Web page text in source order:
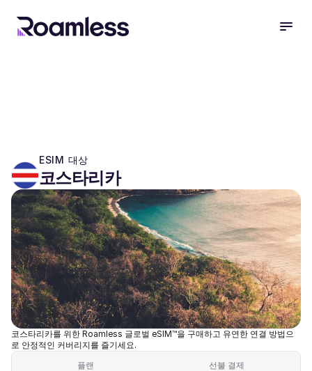
ESIM 대상
코스타리카
코스타리카를 위한 Roamless 글로벌 eSIM™을 구매하고 유연한 연결 방법으
로 안정적인 커버리지를 즐기세요.
플랜
선불 결제